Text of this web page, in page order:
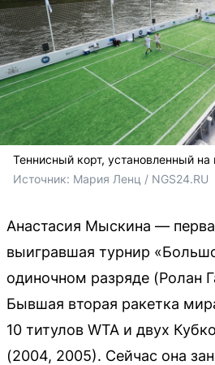
Теннисный корт, установленный
Источник: Мария Ленц / NGS24.RU
Анастасия Мыскина —
выигравшая турнир
одиночном разряде (Ролан
Бывшая вторая ракетка
10 титулов WTA и двух
(2004, 2005). Сейчас она